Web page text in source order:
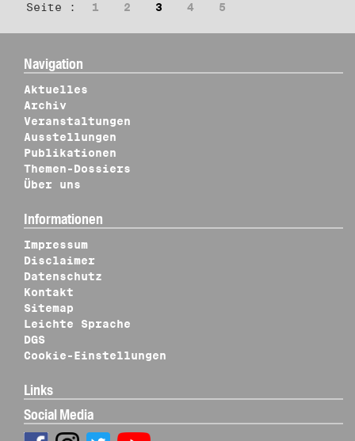
Seite : 1 2 3 4 5
Navigation
Aktuelles
Archiv
Veranstaltungen
Ausstellungen
Publikationen
Themen-Dossiers
Über uns
Informationen
Impressum
Disclaimer
Datenschutz
Kontakt
Sitemap
Leichte Sprache
DGS
Cookie-Einstellungen
Links
Social Media